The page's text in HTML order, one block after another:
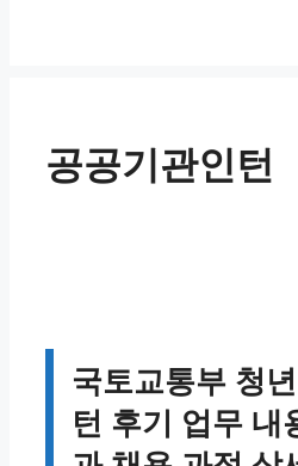
공공기관인턴
국토교통부 청
턴 후기 업무 내